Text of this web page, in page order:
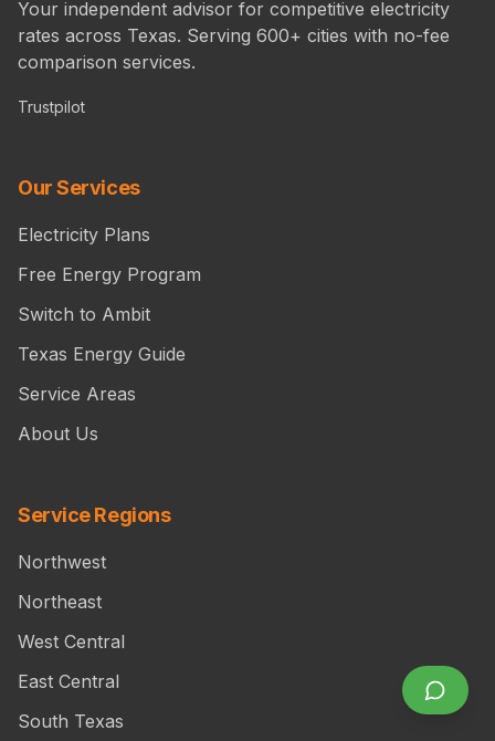
Your independent advisor for competitive electricity
rates across Texas. Serving 600+ cities with no-fee
comparison services.
Trustpilot
Our Services
Electricity Plans
Free Energy Program
Switch to Ambit
Texas Energy Guide
Service Areas
About Us
Service Regions
Northwest
Northeast
West Central
East Central
South Texas